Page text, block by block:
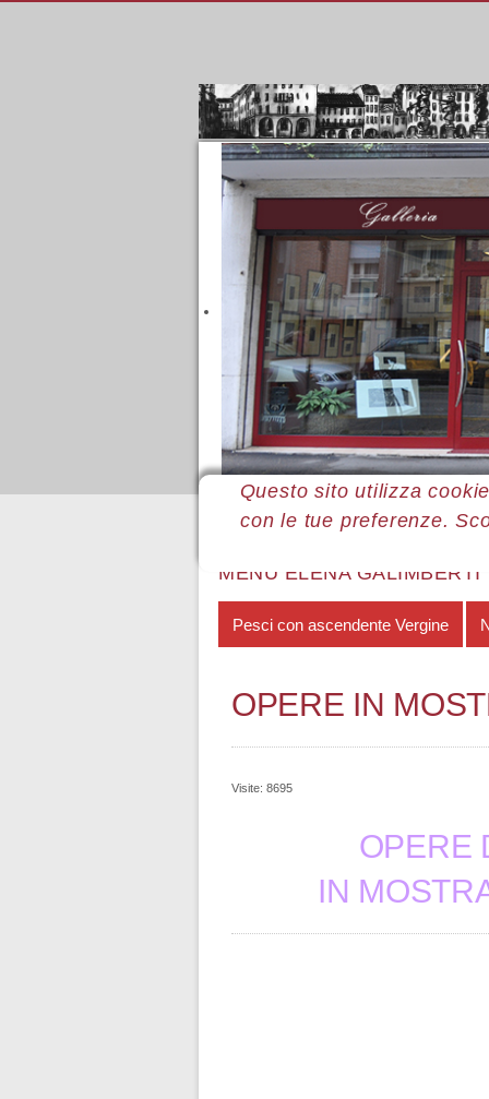
Questo sito utilizza
con le tue preferenze.
Sei qui: Home Le mostre
MENÙ ELENA GALIMBERTI
Pesci con ascendente Vergine
OPERE IN
Visite: 8695
OPERE
IN